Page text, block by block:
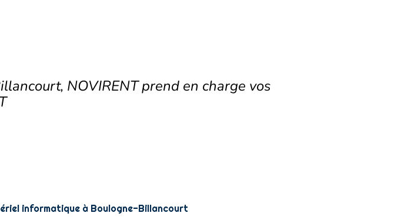
, NOVIRENT prend en charge vos
informatique à Boulogne-Billancourt